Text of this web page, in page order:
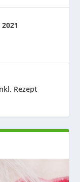
Rezept